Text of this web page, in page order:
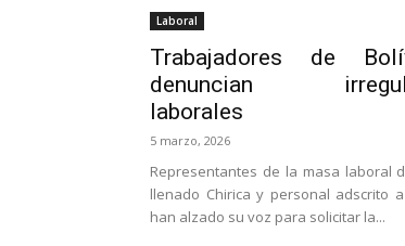
Laboral
Trabajadores de
denuncian
laborales
5 marzo, 2026
Representantes de la masa laboral
llenado Chirica y personal adscrito
han alzado su voz para solicitar la...